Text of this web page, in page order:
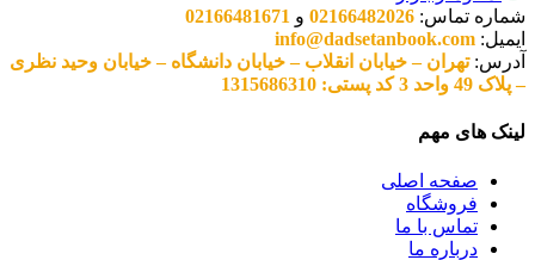
شماره تماس: 02166482026 و 02166481671
ایمیل: info@dadsetanbook.com
آدرس:تهران – خیابان انقلاب – خیابان دانشگاه – خیابان وحید نظری
– پلاک 49 واحد 3 کد پستی: 1315686310
لینک های مهم
صفحه اصلی
فروشگاه
تماس با ما
درباره ما